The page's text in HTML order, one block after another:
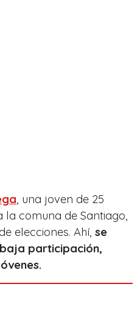
, una joven de 25
la comuna de Santiago,
elecciones. Ahí, se
participación,